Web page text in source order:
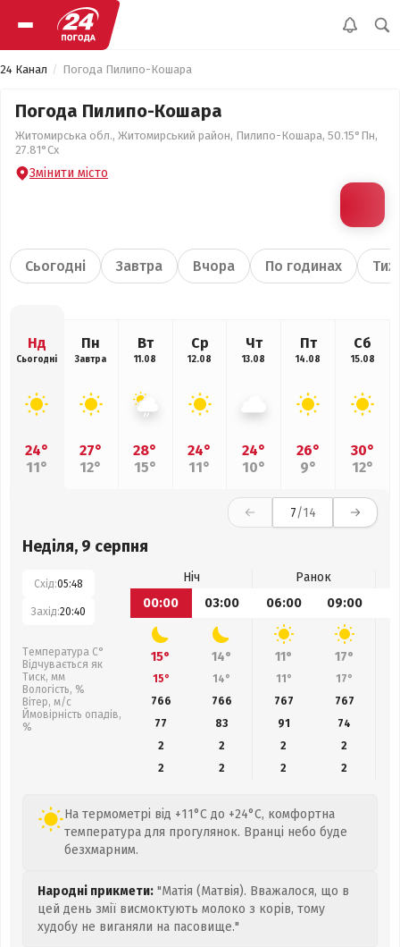
24 Канал Погода Пилипо-Кошара
Погода Пилипо-Кошара
Житомирська обл., Житомирський район, Пилипо-Кошара, 50.15°Пн,
27.81°Сх
Змінити місто
Сьогодні Завтра Вчора По годинах
Нд
Сьогодні
24°
11°
Пн
Завтра
27°
12°
Вт
11.08
28°
15°
Ср
12.08
24°
11°
Чт
13.08
24°
10°
Пт
14.08
26°
9°
Сб
15.08
30°
12°
7/14
Неділя, 9 серпня
Схід:05:48
Захід:20:40
Температура С°
Відчувається як
Тиск, мм
Вологість, %
Вітер, м/с
Ймовірність опадів,
%
Ніч
Ранок
00:00
03:00 06:00 09:00
15° 14° 11° 17°
15° 14° 11° 17°
766
766 767 767
77
83 91
74
2
2 2
2
2
2 2 2
На термометрі від +11°C до +24°C, комфортна
температура для прогулянок. Вранці небо буде
безхмарним.
Народні прикмети: "Матія (Матвія). Вважалося, що в
цей день змії висмоктують молоко з корів, тому
худобу не виганяли на пасовище."